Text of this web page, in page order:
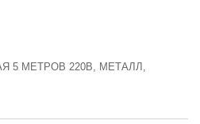
5 МЕТРОВ 220В, МЕТАЛЛ,